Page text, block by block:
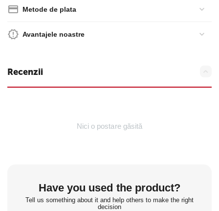
Metode de plata
Avantajele noastre
Recenzii
Nici o postare găsită
Have you used the product?
Tell us something about it and help others to make the right
decision